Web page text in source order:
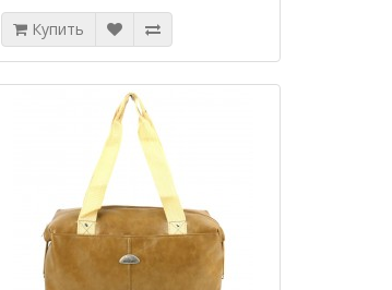
Купить